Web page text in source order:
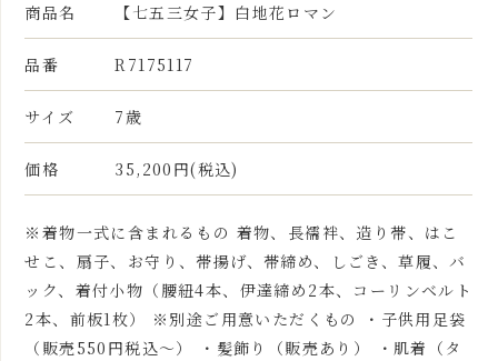
商品名 【七五三女子】白地花ロマン
品番 R7175117
サイズ 7歳
価格 35,200円(税込)
※着物一式に含まれるもの 着物、長襦袢、造り帯、はこ
せこ、扇子、お守り、帯揚げ、帯締め、しごき、草履、バ
ック、着付小物（腰紐4本、伊達締め2本、コーリンベルト
2本、前板1枚） ※別途ご用意いただくもの ・子供用足袋
（販売550円税込～） ・髪飾り（販売あり） ・肌着（タ